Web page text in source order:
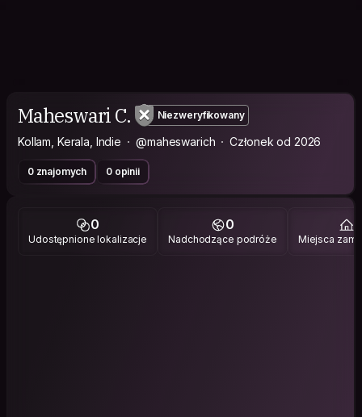
Maheswari C. Niezweryfikowany
Kollam, Kerala, Indie @maheswarich Członek od 2026
0 znajomych 0 opinii
0
Udostępnione lokalizacje
0
Nadchodzące podróże Miejsca